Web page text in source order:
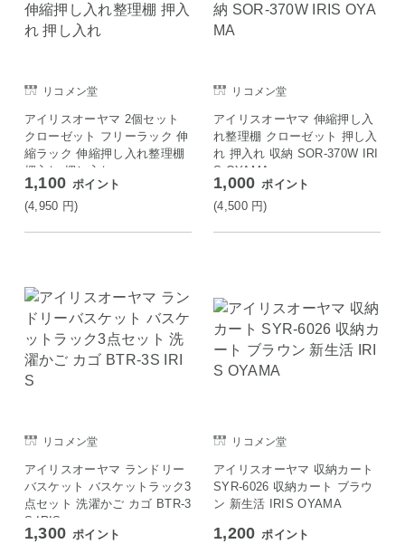
リコメン堂
アイリスオーヤマ 2個セット
クローゼット フリーラック 伸
縮ラック 伸縮押し入れ整理棚
押入れ 押し入れ
1,100 ポイント
(4,950 円)
リコメン堂
アイリスオーヤマ 伸縮押し入
れ整理棚 クローゼット 押し入
れ 押入れ 収納 SOR-370W IRI
S OYAMA
1,000 ポイント
(4,500 円)
リコメン堂
アイリスオーヤマ ランドリー
バスケット バスケットラック3
点セット 洗濯かご カゴ BTR-3
S IRIS
1,300 ポイント
リコメン堂
アイリスオーヤマ 収納カート
SYR-6026 収納カート ブラウ
ン 新生活 IRIS OYAMA
1,200 ポイント